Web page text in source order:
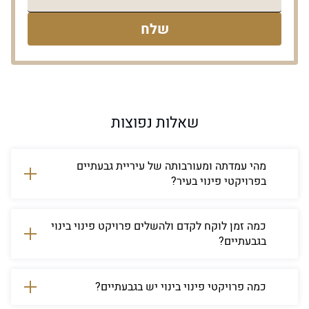
שלח
שאלות נפוצות
מהי עמדתה ומעורבותה של עיריית גבעתיים
בפרויקטי פינוי בעיר?
בינוי פתרון משמעותי לאתגרי הדיור בעיר.
כמה זמן לוקח לקדם ולהשלים פרויקט פינוי בינוי
בגבעתיים?
הבנייה, בהתאם לתנאי הפרויקט הספציפי.
כמה פרויקטי פינוי בינוי יש בגבעתיים?